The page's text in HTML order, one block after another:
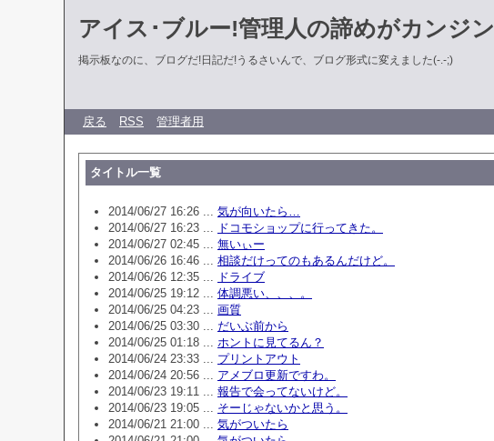
アイス･ブルー!管理人の諦めがカンジン
掲示板なのに、ブログだ!日記だ!うるさいんで、ブログ形式に変えました(-.-;)
戻る RSS 管理者用
タイトル一覧
2014/06/27 16:26 ... 気が向いたら…
2014/06/27 16:23 ... ドコモショップに行ってきた。
2014/06/27 02:45 ... 無いぃー
2014/06/26 16:46 ... 相談だけってのもあるんだけど。
2014/06/26 12:35 ... ドライブ
2014/06/25 19:12 ... 体調悪い、、、。
2014/06/25 04:23 ... 画質
2014/06/25 03:30 ... だいぶ前から
2014/06/25 01:18 ... ホントに見てるん？
2014/06/24 23:33 ... プリントアウト
2014/06/24 20:56 ... アメブロ更新ですわ。
2014/06/23 19:11 ... 報告で会ってないけど。
2014/06/23 19:05 ... そーじゃないかと思う。
2014/06/21 21:00 ... 気がついたら